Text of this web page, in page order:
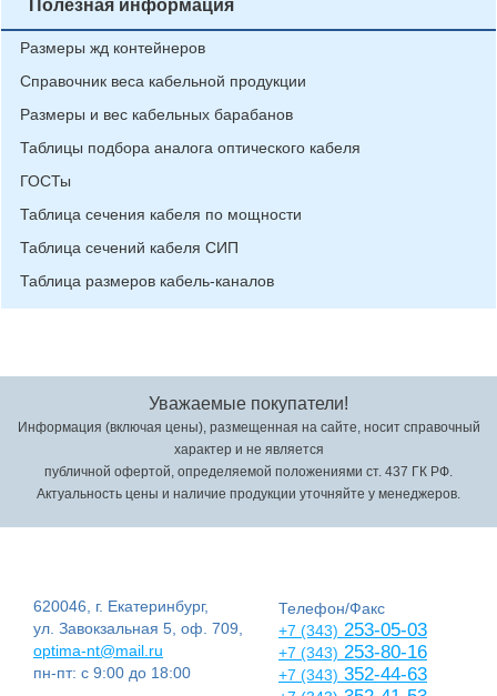
Полезная информация
Размеры жд контейнеров
Справочник веса кабельной продукции
Размеры и вес кабельных барабанов
Таблицы подбора аналога оптического кабеля
ГОСТы
Таблица сечения кабеля по мощности
Таблица сечений кабеля СИП
Таблица размеров кабель-каналов
Уважаемые покупатели!
Информация (включая цены), размещенная на сайте, носит справочный
характер и не является
публичной офертой, определяемой положениями ст. 437 ГК РФ.
Актуальность цены и наличие продукции уточняйте у менеджеров.
620046, г. Екатеринбург,
ул. Завокзальная 5, оф. 709,
optima-nt@mail.ru
пн-пт: с 9:00 до 18:00
Телефон/Факс
+7 (343) 253-05-03
+7 (343) 253-80-16
+7 (343) 352-44-63